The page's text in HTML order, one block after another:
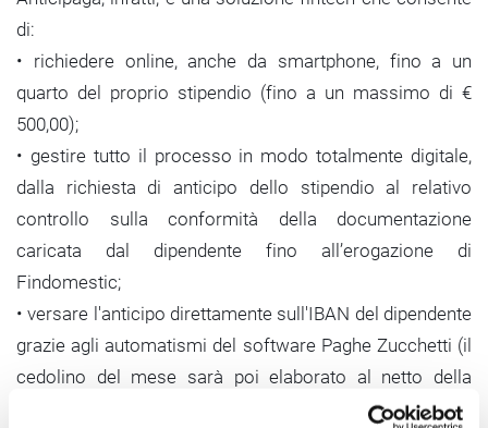
di:
• richiedere online, anche da smartphone, fino a un
quarto del proprio stipendio (fino a un massimo di €
500,00);
• gestire tutto il processo in modo totalmente digitale,
dalla richiesta di anticipo dello stipendio al relativo
controllo sulla conformità della documentazione
caricata dal dipendente fino all’erogazione di
Findomestic;
• versare l'anticipo direttamente sull'IBAN del dipendente
grazie agli automatismi del software Paghe Zucchetti (il
cedolino del mese sarà poi elaborato al netto della